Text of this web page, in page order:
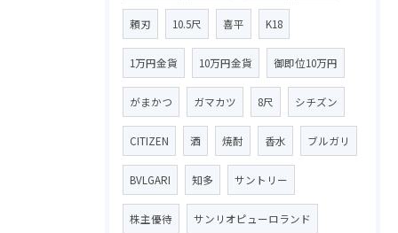
頼刃 10.5尺 喜平 K18
1万円金貨 10万円金貨 御即位10万円
がまかつ ガマカツ 8尺 シチズン
CITIZEN 酒 焼酎 香水 ブルガリ
BVLGARI 知多 サントリー
株主優待 サンリオピューロランド